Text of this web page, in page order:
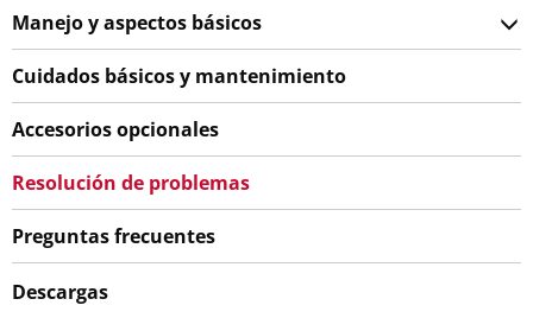
Manejo y aspectos básicos
Cuidados básicos y mantenimiento
Accesorios opcionales
Resolución de problemas
Preguntas frecuentes
Descargas